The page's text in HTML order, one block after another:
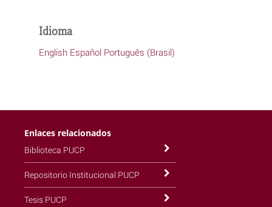
Idioma
English Español Português (Brasil)
Enlaces relacionados
Biblioteca PUCP
Repositorio Institucional PUCP
Tesis PUCP